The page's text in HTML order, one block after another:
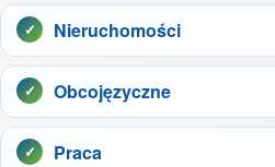
Nieruchomości
Obcojęzyczne
Praca